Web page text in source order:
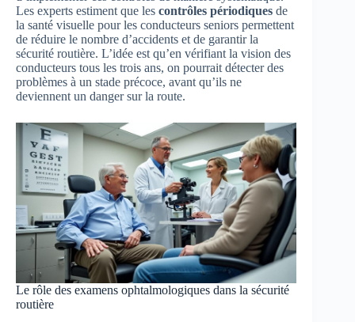
Les experts estiment que les contrôles périodiques de
la santé visuelle pour les conducteurs seniors permettent
de réduire le nombre d’accidents et de garantir la
sécurité routière. L’idée est qu’en vérifiant la vision des
conducteurs tous les trois ans, on pourrait détecter des
problèmes à un stade précoce, avant qu’ils ne
deviennent un danger sur la route.
Le rôle des examens ophtalmologiques dans la sécurité
routière